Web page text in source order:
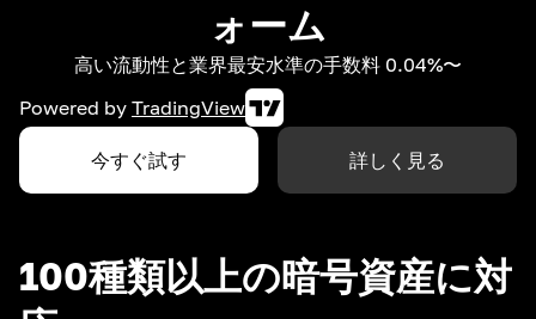
ォーム
高い流動性と業界最安水準の手数料 0.04%〜
Powered by TradingView
今すぐ試す 詳しく見る
100種類以上の暗号資産に対